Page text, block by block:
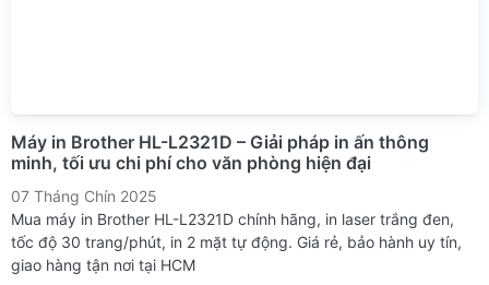
Máy in Brother HL-L2321D – Giải pháp in ấn thông
minh, tối ưu chi phí cho văn phòng hiện đại
07 Tháng Chín 2025
Mua máy in Brother HL-L2321D chính hãng, in laser trắng đen,
tốc độ 30 trang/phút, in 2 mặt tự động. Giá rẻ, bảo hành uy tín,
giao hàng tận nơi tại HCM